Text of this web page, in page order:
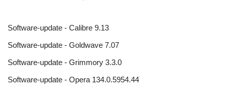
Software-update - Calibre 9.13
Software-update - Goldwave 7.07
Software-update - Grimmory 3.3.0
Software-update - Opera 134.0.5954.44